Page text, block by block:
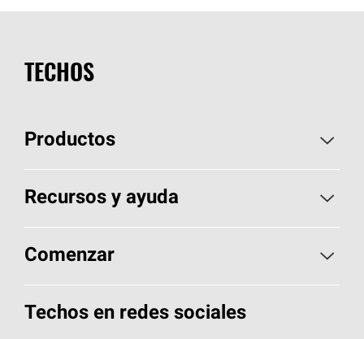
TECHOS
Productos
Elija sus tejas
Encuentre un contratista
Componentes para techos
Recursos y ayuda
Aspectos básicos sobre techos
Herramientas de diseño y color
Comenzar
Llame al 1-800-GET-PINK®
Techos en redes sociales